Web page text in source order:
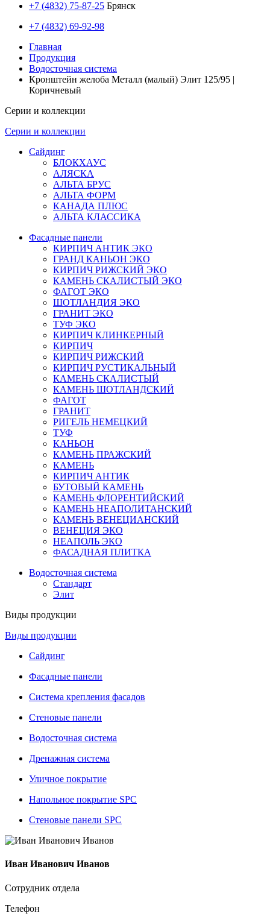
+7 (4832) 75-87-25 Брянск
+7 (4832) 69-92-98
Главная
Продукция
Водосточная система
Кронштейн желоба Металл (малый) Элит 125/95 |
Коричневый
Серии и коллекции
Серии и коллекции
Сайдинг
БЛОКХАУС
АЛЯСКА
АЛЬТА БРУС
АЛЬТА ФОРМ
КАНАДА ПЛЮС
АЛЬТА КЛАССИКА
Фасадные панели
КИРПИЧ АНТИК ЭКО
ГРАНД КАНЬОН ЭКО
КИРПИЧ РИЖСКИЙ ЭКО
КАМЕНЬ СКАЛИСТЫЙ ЭКО
ФАГОТ ЭКО
ШОТЛАНДИЯ ЭКО
ГРАНИТ ЭКО
ТУФ ЭКО
КИРПИЧ КЛИНКЕРНЫЙ
КИРПИЧ
КИРПИЧ РИЖСКИЙ
КИРПИЧ РУСТИКАЛЬНЫЙ
КАМЕНЬ СКАЛИСТЫЙ
КАМЕНЬ ШОТЛАНДСКИЙ
ФАГОТ
ГРАНИТ
РИГЕЛЬ НЕМЕЦКИЙ
ТУФ
КАНЬОН
КАМЕНЬ ПРАЖСКИЙ
КАМЕНЬ
КИРПИЧ АНТИК
БУТОВЫЙ КАМЕНЬ
КАМЕНЬ ФЛОРЕНТИЙСКИЙ
КАМЕНЬ НЕАПОЛИТАНСКИЙ
КАМЕНЬ ВЕНЕЦИАНСКИЙ
ВЕНЕЦИЯ ЭКО
НЕАПОЛЬ ЭКО
ФАСАДНАЯ ПЛИТКА
Водосточная система
Стандарт
Элит
Виды продукции
Виды продукции
Сайдинг
Фасадные панели
Система крепления фасадов
Стеновые панели
Водосточная система
Дренажная система
Уличное покрытие
Напольное покрытие SPC
Стеновые панели SPC
Иван Иванович Иванов
Сотрудник отдела
Телефон